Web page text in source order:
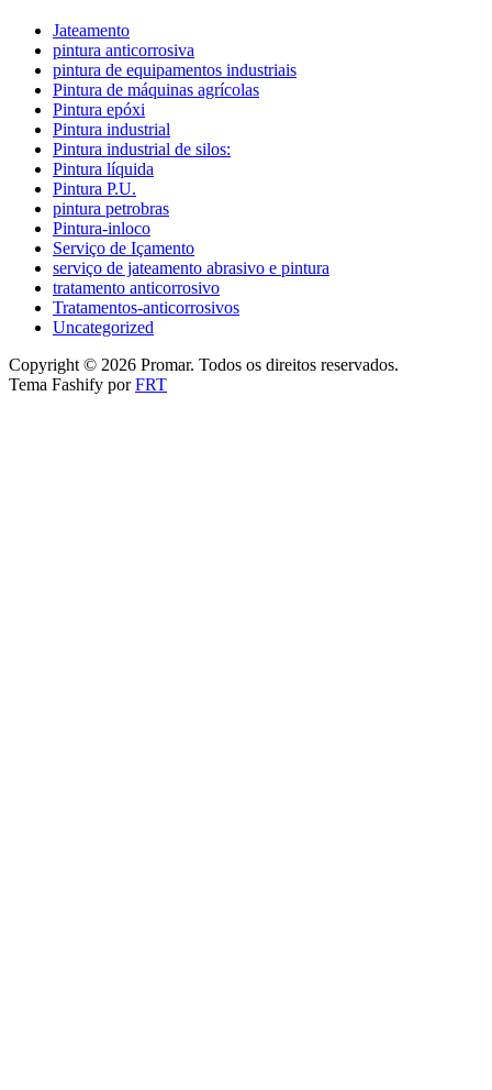
Jateamento
pintura anticorrosiva
pintura de equipamentos industriais
Pintura de máquinas agrícolas
Pintura epóxi
Pintura industrial
Pintura industrial de silos:
Pintura líquida
Pintura P.U.
pintura petrobras
Pintura-inloco
Serviço de Içamento
serviço de jateamento abrasivo e pintura
tratamento anticorrosivo
Tratamentos-anticorrosivos
Uncategorized
Copyright © 2026 Promar. Todos os direitos reservados.
Tema Fashify porFRT